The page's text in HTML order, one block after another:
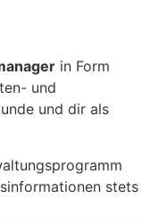
in Form
und
und dir als
stets